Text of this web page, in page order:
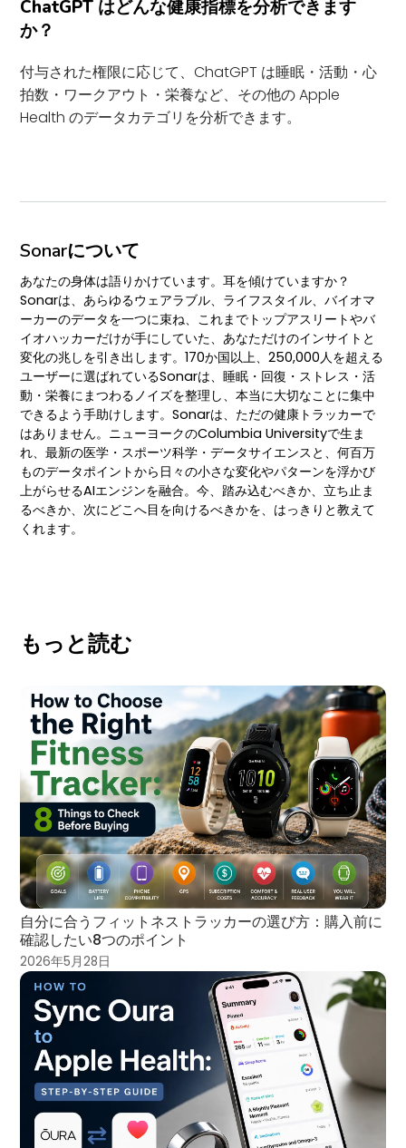
ChatGPT はどんな健康指標を分析できます
か？
付与された権限に応じて、ChatGPT は睡眠・活動・心
拍数・ワークアウト・栄養など、その他の Apple
Health のデータカテゴリを分析できます。
Sonarについて
あなたの身体は語りかけています。耳を傾けていますか？
Sonarは、あらゆるウェアラブル、ライフスタイル、バイオマ
ーカーのデータを一つに束ね、これまでトップアスリートやバ
イオハッカーだけが手にしていた、あなただけのインサイトと
変化の兆しを引き出します。170か国以上、250,000人を超える
ユーザーに選ばれているSonarは、睡眠・回復・ストレス・活
動・栄養にまつわるノイズを整理し、本当に大切なことに集中
できるよう手助けします。Sonarは、ただの健康トラッカーで
はありません。ニューヨークのColumbia Universityで生ま
れ、最新の医学・スポーツ科学・データサイエンスと、何百万
ものデータポイントから日々の小さな変化やパターンを浮かび
上がらせるAIエンジンを融合。今、踏み込むべきか、立ち止ま
るべきか、次にどこへ目を向けるべきかを、はっきりと教えて
くれます。
もっと読む
自分に合うフィットネストラッカーの選び方：購入前に
確認したい8つのポイント
2026年5月28日